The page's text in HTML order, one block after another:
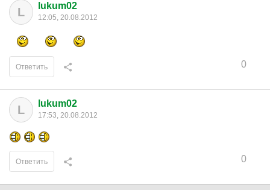
L lukum02
12:05, 20.08.2012
0
Ответить
L lukum02
17:53, 20.08.2012
0
Ответить